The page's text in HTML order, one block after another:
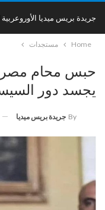
جريدة بريس ميديا
Home مستجدات
حبس محام
يجسد دور
By جريدة بريس ميديا